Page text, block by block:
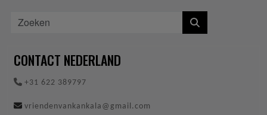
CONTACT NEDERLAND
+31 622 389797
vriendenvankankala@gmail.com